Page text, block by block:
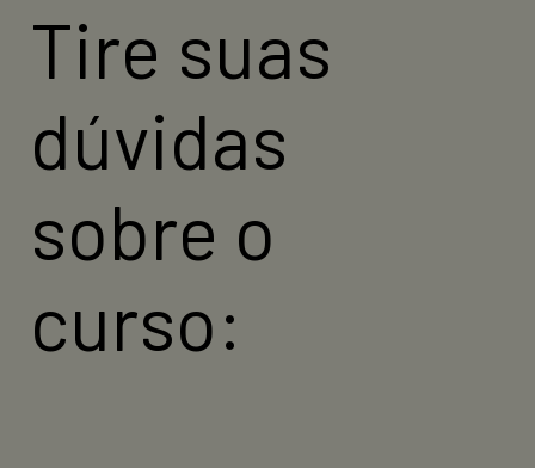
Alunos da CESAR School podem
inscrever-se gratuitamente pelo link
exclusivo divulgado para o e-mail
institucional.
INSCREVA-SE AGORA
Tire suas
dúvidas
sobre o
curso: